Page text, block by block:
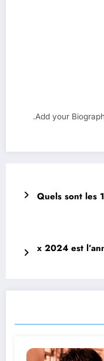
Add your
Quels sont les
x 2024 est